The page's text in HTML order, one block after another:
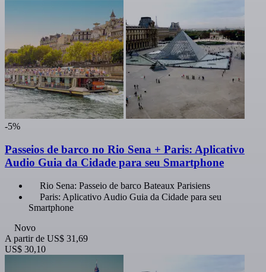
-5%
Passeios de barco no Rio Sena + Paris: Aplicativo
Audio Guia da Cidade para seu Smartphone
Rio Sena: Passeio de barco Bateaux Parisiens
Paris: Aplicativo Audio Guia da Cidade para seu
Smartphone
Novo
A partir de US$ 31,69
US$ 30,10